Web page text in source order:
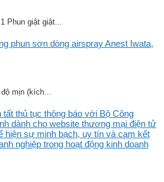
Phun giật giật...
phun sơn dòng airspray Anest Iwata,
mịn (kích...
tất thủ tục thông báo với Bộ Công
dành cho website thương mại điện tử
hiện sự minh bạch, uy tín và cam kết
nghiệp trong hoạt động kinh doanh